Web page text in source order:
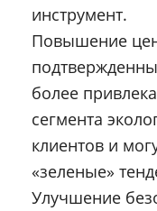
инструмент.
Повышение
более
сегмента
клиентов и
«зеленые»
Улучшение